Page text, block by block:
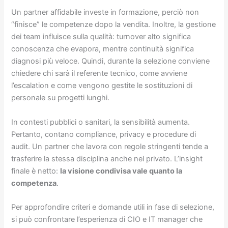
Un partner affidabile investe in formazione, perciò non
“finisce” le competenze dopo la vendita. Inoltre, la gestione
dei team influisce sulla qualità: turnover alto significa
conoscenza che evapora, mentre continuità significa
diagnosi più veloce. Quindi, durante la selezione conviene
chiedere chi sarà il referente tecnico, come avviene
l’escalation e come vengono gestite le sostituzioni di
personale su progetti lunghi.
In contesti pubblici o sanitari, la sensibilità aumenta.
Pertanto, contano compliance, privacy e procedure di
audit. Un partner che lavora con regole stringenti tende a
trasferire la stessa disciplina anche nel privato. L’insight
finale è netto: la visione condivisa vale quanto la
competenza.
Per approfondire criteri e domande utili in fase di selezione,
si può confrontare l’esperienza di CIO e IT manager che